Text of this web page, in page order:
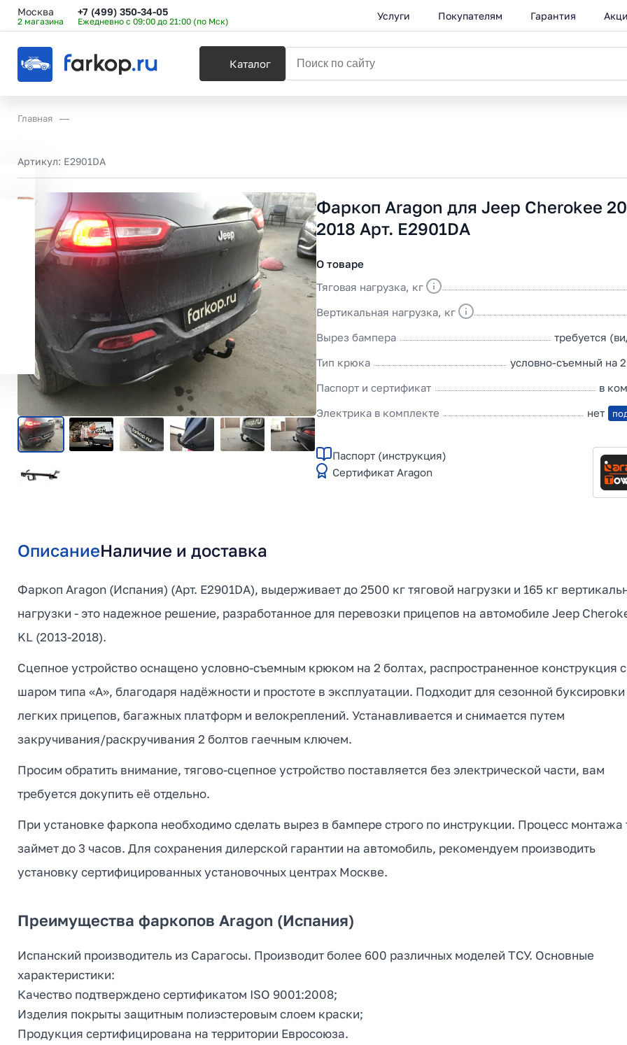
Москва
2 магазина
+7 (499) 350-34-05
Ежедневно с 09:00 до 21:00 (по Мск) Услуги Покупателям Гарантия
Каталог
Главная
Артикул: E2901DA
Фаркоп Aragon для Jeep Cherokee
2018 Арт. E2901DA
О товаре
Тяговая нагрузка, кг
Вертикальная нагрузка, кг
Вырез бампера
требуется
Тип крюка
условно-съемный на
Паспорт и сертификат
в
Электрика в комплекте
нет
Паспорт (инструкция)
Сертификат Aragon
ОписаниеНаличие и доставка
Фаркоп Aragon (Испания) (Арт. E2901DA), выдерживает до 2500 кг тяговой нагрузки и 165 кг
нагрузки - это надежное решение, разработанное для перевозки прицепов на автомобиле Jeep
KL (2013-2018).
Сцепное устройство оснащено условно-съемным крюком на 2 болтах, распространенное конструкция с
шаром типа «А», благодаря надёжности и простоте в эксплуатации. Подходит для сезонной буксировки
легких прицепов, багажных платформ и велокреплений. Устанавливается и снимается путем
закручивания/раскручивания 2 болтов гаечным ключем.
Просим обратить внимание, тягово-сцепное устройство поставляется без электрической части, вам
требуется докупить её отдельно.
При установке фаркопа необходимо сделать вырез в бампере строго по инструкции. Процесс монтажа
займет до 3 часов. Для сохранения дилерской гарантии на автомобиль, рекомендуем производить
установку сертифицированных установочных центрах Москве.
Преимущества фаркопов Aragon (Испания)
Испанский производитель из Сарагосы. Производит более 600 различных моделей ТСУ. Основные
характеристики:
Качество подтверждено сертификатом ISO 9001:2008;
Изделия покрыты защитным полиэстеровым слоем краски;
Продукция сертифицирована на территории Евросоюза.